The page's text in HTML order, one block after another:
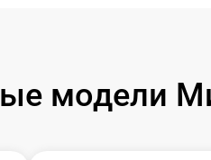
модели